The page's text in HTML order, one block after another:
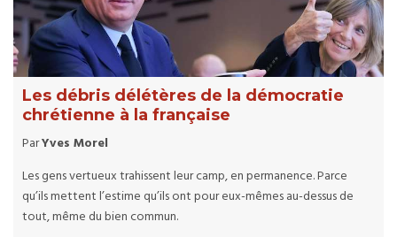
Les débris délétères de la démocratie
chrétienne à la française
ParYves Morel
Les gens vertueux trahissent leur camp, en permanence. Parce
qu’ils mettent l’estime qu’ils ont pour eux-mêmes au-dessus de
tout, même du bien commun.